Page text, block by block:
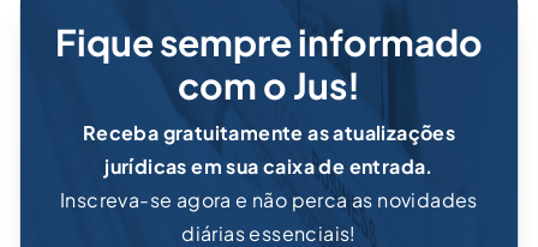
Fique sempre informado
com o Jus!
Receba gratuitamente as atualizações
jurídicas em sua caixa de entrada.
Inscreva-se agora e não perca as novidades
diárias essenciais!